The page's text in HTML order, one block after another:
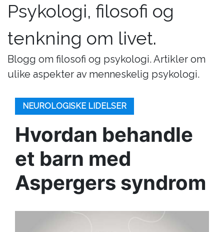
Psykologi, filosofi og
tenkning om livet.
Blogg om filosofi og psykologi. Artikler om
ulike aspekter av menneskelig psykologi.
NEUROLOGISKE LIDELSER
Hvordan behandle
et barn med
Aspergers syndrom